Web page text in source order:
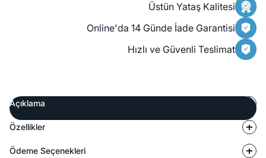
Üstün Yataş Kalitesi
Online'da 14 Günde İade Garantisi
Hızlı ve Güvenli Teslimat
Açıklama
Özellikler
Ödeme Seçenekleri